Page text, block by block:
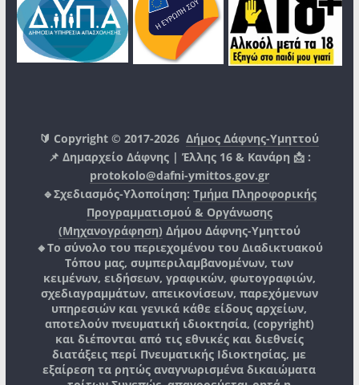
🔰 Copyright © 2017-2026Δήμος Δάφνης-Υμηττού
📌 Δημαρχείο Δάφνης | Έλλης 16 & Κανάρη 📩 :
protokolo@dafni-ymittos.gov.gr
🔹Σχεδιασμός-Υλοποίηση: Τμήμα Πληροφορικής
Προγραμματισμού & Οργάνωσης
(Μηχανογράφηση) Δήμου Δάφνης-Υμηττού
🔸Το σύνολο του περιεχομένου του Διαδικτυακού
Τόπου μας, συμπεριλαμβανομένων, των
κειμένων, ειδήσεων, γραφικών, φωτογραφιών,
σχεδιαγραμμάτων, απεικονίσεων, παρεχόμενων
υπηρεσιών και γενικά κάθε είδους αρχείων,
αποτελούν πνευματική ιδιοκτησία, (copyright)
και διέπονται από τις εθνικές και διεθνείς
διατάξεις περί Πνευματικής Ιδιοκτησίας, με
εξαίρεση τα ρητώς αναγνωρισμένα δικαιώματα